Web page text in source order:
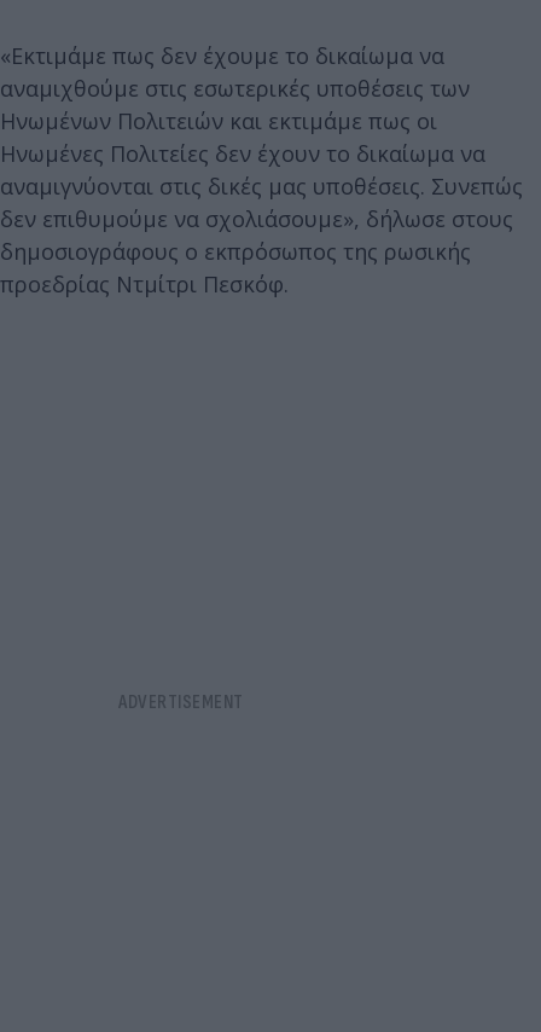
«Εκτιμάμε πως δεν έχουμε το δικαίωμα να
αναμιχθούμε στις εσωτερικές υποθέσεις των
Ηνωμένων Πολιτειών και εκτιμάμε πως οι
Ηνωμένες Πολιτείες δεν έχουν το δικαίωμα να
αναμιγνύονται στις δικές μας υποθέσεις. Συνεπώς
δεν επιθυμούμε να σχολιάσουμε», δήλωσε στους
δημοσιογράφους ο εκπρόσωπος της ρωσικής
προεδρίας Ντμίτρι Πεσκόφ.